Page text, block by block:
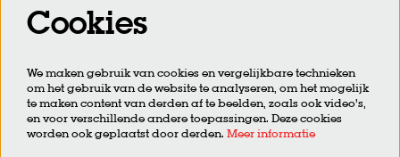
Meld je aan voor de nieuwsbrief
AANMELDEN
Cookies
We maken gebruik van cookies en vergelijkbare technieken
om het gebruik van de website te analyseren, om het mogelijk
te maken content van derden af te beelden, zoals ook video’s,
en voor verschillende andere toepassingen. Deze cookies
worden ook geplaatst door derden. Meer informatie